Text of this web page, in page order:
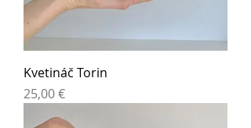
Kvetináč Torin
Cena
25,00 €